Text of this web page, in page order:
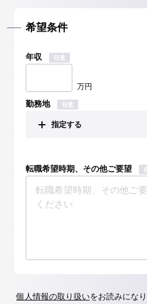
希望条件
年収 任意
万円
勤務地 任意
指定する
転職希望時期、その他ご要望
個人情報の取り扱いをお読みにな